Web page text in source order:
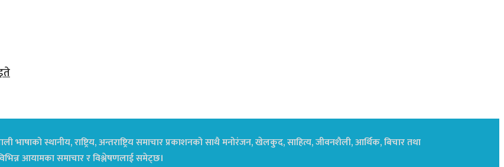
स्थानीय, राष्ट्रिय, अन्तराष्ट्रिय समाचार प्रकाशनको साथै मनोरंजन, खेलकुद, साहित्य, जीवनशैली, आर्थिक, बिचार तथा
आयामका समाचार र विश्लेषणलाई समेट्छ।